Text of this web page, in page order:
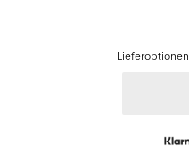
Lieferoptionen